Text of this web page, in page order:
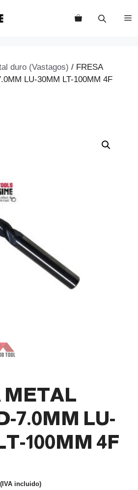
duro (Vastagos) / FRESA
LU-30MM LT-100MM 4F
METAL
7.0MM LU-
100MM 4F
(IVA incluido)